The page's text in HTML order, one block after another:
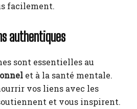
facilement.
authentiques
sont essentielles au
et à la santé mentale.
vos liens avec les
et vous inspirent.